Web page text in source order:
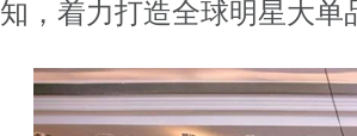
知，着力打造全球明星大单